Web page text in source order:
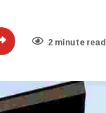
2 minute read